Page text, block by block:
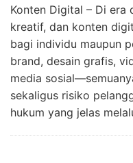
Konten Digital – Di
kreatif, dan konten
bagi individu maupun
brand, desain grafis,
media
sekaligus risiko
hukum yang jelas